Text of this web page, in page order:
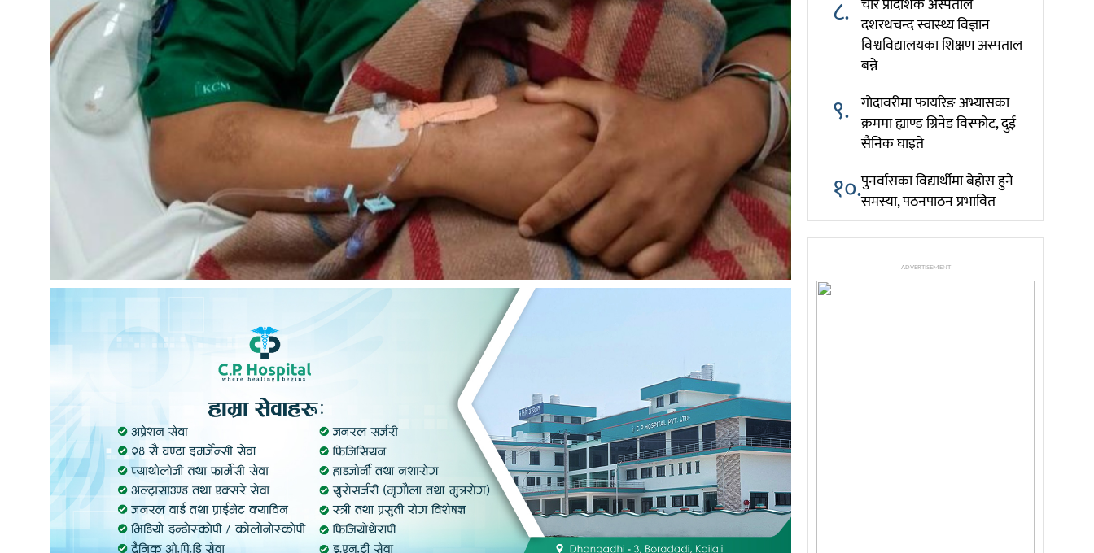
८. चार प्रादेशिक अस्पताल
दशरथचन्द स्वास्थ्य विज्ञान
विश्वविद्यालयका शिक्षण अस्पताल
बन्ने
९. गोदावरीमा फायरिङ अभ्यासका
क्रममा ह्याण्ड ग्रिनेड विस्फोट, दुई
सैनिक घाइते
१०.पुनर्वासका विद्यार्थीमा बेहोस हुने
समस्या, पठनपाठन प्रभावित
ADVERTISEMENT